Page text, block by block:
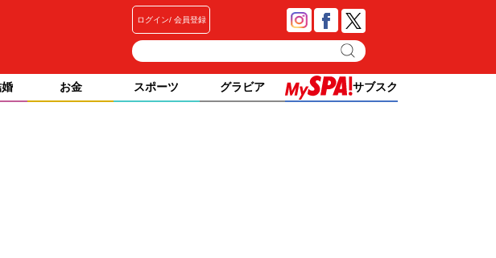
ログイン 会員登録
お金 スポーツ グラビア サブスク